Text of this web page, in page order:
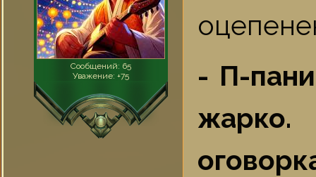
Сообщений: 65
Уважение: +75
- П-
жарко.